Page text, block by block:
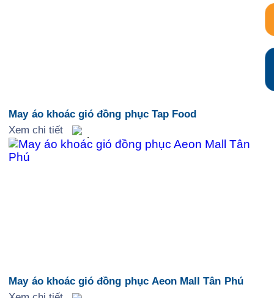
May áo khoác gió đồng phục Tap Food
Xem chi tiết
May áo khoác gió đồng phục Aeon Mall Tân Phú